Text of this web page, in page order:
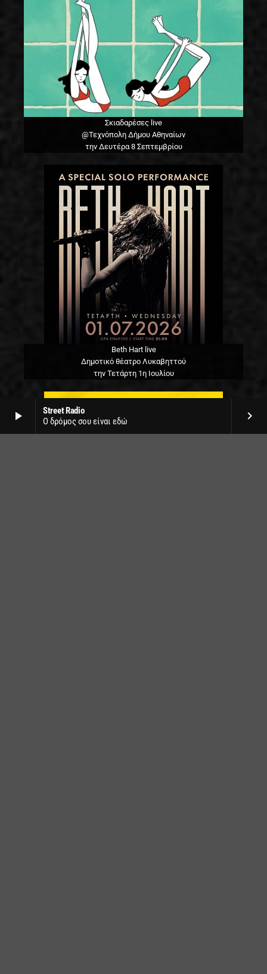
play_arrow
Street Radio
Ο δρόμος σου είναι εδώ
keyboard_arrow_right
Σκιαδαρέσες live
@Τεχνόπολη Δήμου Αθηναίων
την Δευτέρα 8 Σεπτεμβρίου
Beth Hart live
Δημοτικό θέατρο Λυκαβηττού
την Τετάρτη 1η Ιουλίου